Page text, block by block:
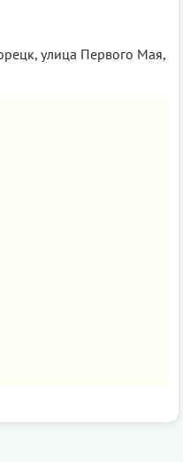
улица Первого Мая,